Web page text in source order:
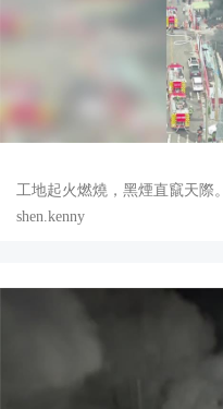
工地起火燃燒，黑煙直竄天際
shen.kenny